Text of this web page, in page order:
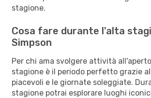
stagione.
Cosa fare durante l'alta
Simpson
Per chi ama svolgere attività
stagione è il periodo perfetto grazie
piacevoli e le giornate soleggiate.
stagione potrai esplorare luoghi